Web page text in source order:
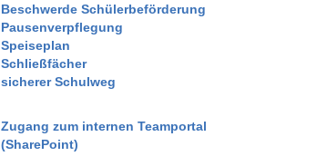
Beschwerde Schülerbeförderung
Pausenverpflegung
Speiseplan
Schließfächer
sicherer Schulweg
Zugang zum internen Teamportal
(SharePoint)